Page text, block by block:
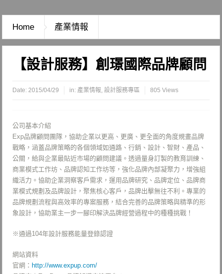
Home 產業情報
【設計服務】創璟國際品牌顧問
Date:2015/04/29 in: 產業情報,設計服務專區 805 Views
公司基本介紹
Exp品牌顧問團隊，協助企業以更高、更廣、更全面的角度規畫品牌
戰略，涵蓋品牌策略的各個領域如通路、行銷、設計、智財、產品、
公關，給與企業最貼近市場的顧問建議。透過量身訂製的教育訓練、
商業模式工作坊、品牌認知工作坊等，強化品牌內部凝聚力，增強組
織活力。協助企業洞察客戶需求，運用品牌研究、品牌定位、品牌商
業模式規劃及品牌設計，聚焦核心客戶，品牌出擊無往不利。專業的
品牌規劃流程與高效率的專案服務，結合完善的品牌策略與精準的形
象設計，協助業主一步一腳印解決品牌經營過程中的種種挑戰！
※通過104年設計服務能量登錄認證
網站資料
官網： http://www.expup.com/